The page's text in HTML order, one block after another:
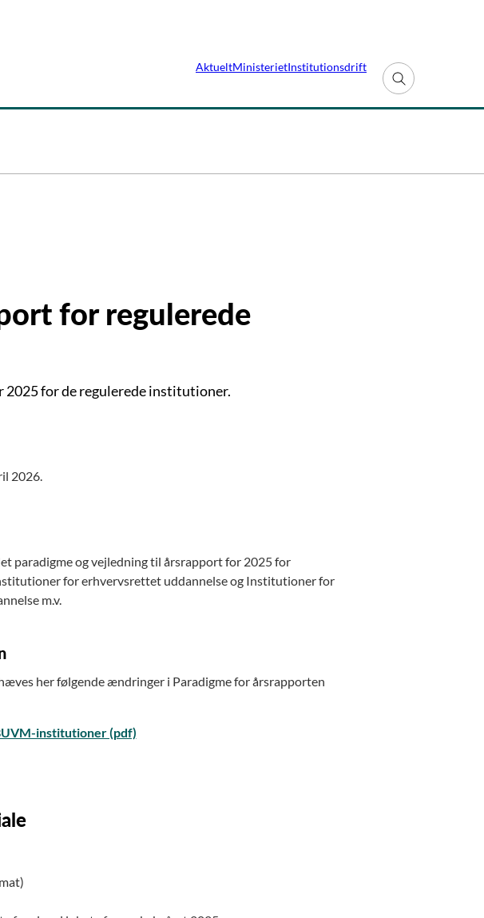
AktueltMinisterietInstitutionsdrift
Fold søgefelt ud
Flere links
for regulerede
for de regulerede institutioner.
2026.
paradigme og vejledning til årsrapport for 2025 for
for erhvervsrettet uddannelse og Institutioner for
m.v.
her følgende ændringer i Paradigme for årsrapporten
institutioner (pdf)